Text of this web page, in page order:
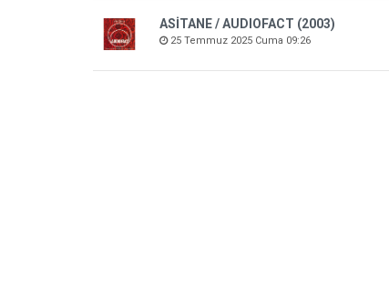
ASİTANE / AUDIOFACT (2003)
25 Temmuz 2025 Cuma 09:26